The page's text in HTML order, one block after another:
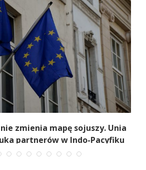
zmienia mapę sojuszy. Unia
partnerów w Indo-Pacyfiku